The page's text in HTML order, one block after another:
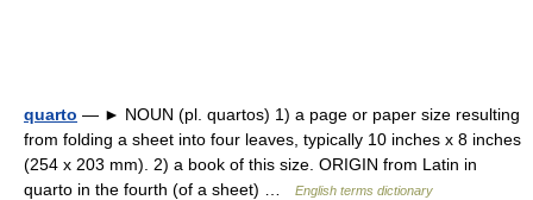
quarto — ► NOUN (pl. quartos) 1) a page or paper size resulting
from folding a sheet into four leaves, typically 10 inches x 8 inches
(254 x 203 mm). 2) a book of this size. ORIGIN from Latin in
quarto in the fourth (of a sheet) …
English terms dictionary